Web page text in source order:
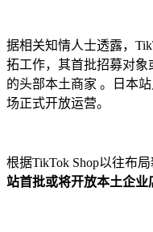
据相关知情人士透露，
拓工作，其首批招募对
的头部本土商家 。日本
场正式开放运营。
根据TikTok Shop以往布局
站首批或将开放本土企业